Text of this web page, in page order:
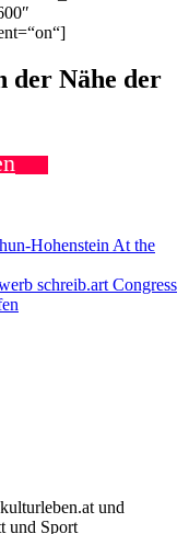
der Nähe der
Hohenstein At the
schreib.art Congress
und
und Sport